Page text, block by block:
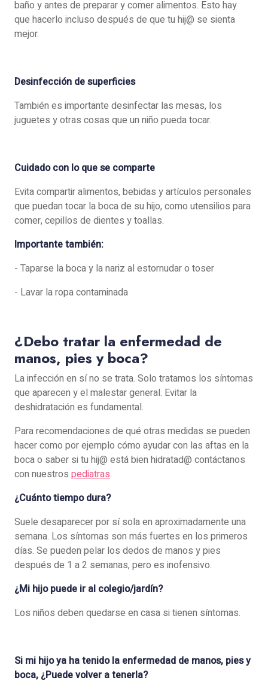
baño y antes de preparar y comer alimentos. Esto hay
que hacerlo incluso después de que tu hij@ se sienta
mejor.
Desinfección de superficies
También es importante desinfectar las mesas, los
juguetes y otras cosas que un niño pueda tocar.
Cuidado con lo que se comparte
Evita compartir alimentos, bebidas y artículos personales
que puedan tocar la boca de su hijo, como utensilios para
comer, cepillos de dientes y toallas.
Importante también:
- Taparse la boca y la nariz al estornudar o toser
- Lavar la ropa contaminada
¿Debo tratar la enfermedad de
manos, pies y boca?
La infección en sí no se trata. Solo tratamos los síntomas
que aparecen y el malestar general. Evitar la
deshidratación es fundamental.
Para recomendaciones de qué otras medidas se pueden
hacer como por ejemplo cómo ayudar con las aftas en la
boca o saber si tu hij@ está bien hidratad@ contáctanos
con nuestros pediatras.
¿Cuánto tiempo dura?
Suele desaparecer por sí sola en aproximadamente una
semana. Los síntomas son más fuertes en los primeros
días. Se pueden pelar los dedos de manos y pies
después de 1 a 2 semanas, pero es inofensivo.
¿Mi hijo puede ir al colegio/jardín?
Los niños deben quedarse en casa si tienen síntomas.
Si mi hijo ya ha tenido la enfermedad de manos, pies y
boca, ¿Puede volver a tenerla?